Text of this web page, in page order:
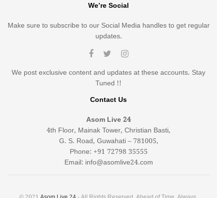
We’re Social
Make sure to subscribe to our Social Media handles to get regular
updates.
We post exclusive content and updates at these accounts. Stay
Tuned !!
Contact Us
Asom Live 24
4th Floor, Mainak Tower, Christian Basti,
G. S. Road, Guwahati – 781005,
Phone: +91 72798 35555
Email: info@asomlive24.com